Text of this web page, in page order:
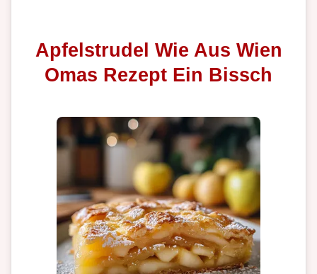
Apfelstrudel Wie Aus Wien
Omas Rezept Ein Bissch